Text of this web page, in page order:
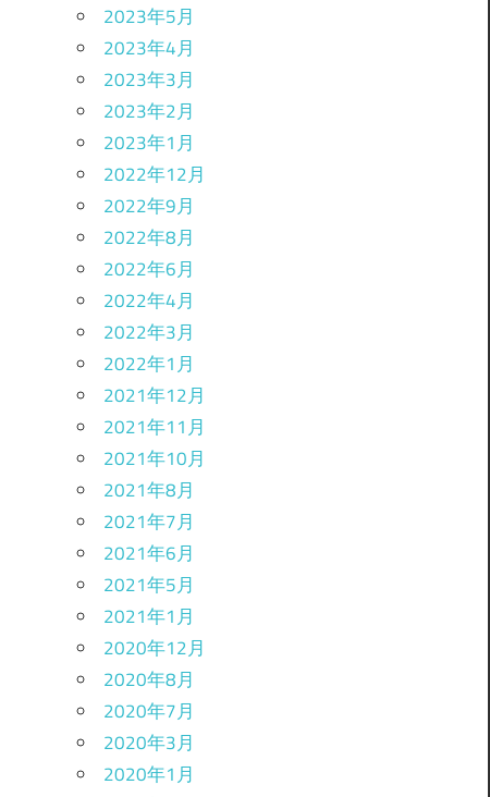
2023年5月
2023年4月
2023年3月
2023年2月
2023年1月
2022年12月
2022年9月
2022年8月
2022年6月
2022年4月
2022年3月
2022年1月
2021年12月
2021年11月
2021年10月
2021年8月
2021年7月
2021年6月
2021年5月
2021年1月
2020年12月
2020年8月
2020年7月
2020年3月
2020年1月